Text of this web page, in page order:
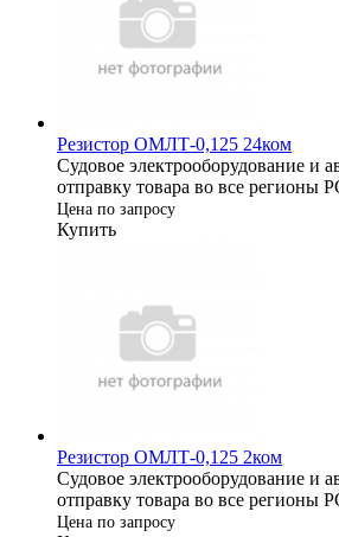
Резистор ОМЛТ-0,125 24ком
Судовое электрооборудование и
отправку товара во все
Цена по запросу
Купить
Резистор ОМЛТ-0,125 2ком
Судовое электрооборудование и
отправку товара во все
Цена по запросу